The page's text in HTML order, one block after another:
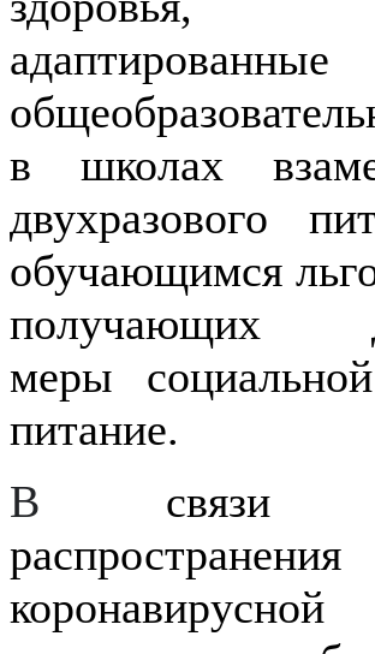
в школах
двухразового
обучающимся
получающих
меры
питание.
В связи